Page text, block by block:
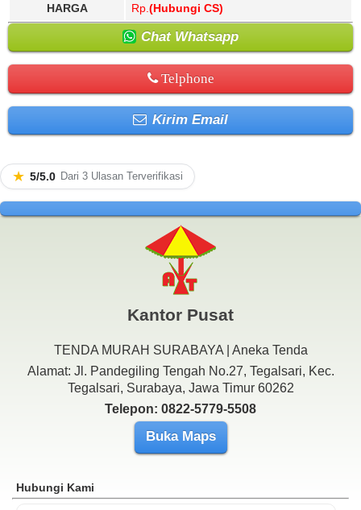
HARGA Rp. (Hubungi CS)
Chat Whatsapp
Telphone
Kirim Email
★ 5/5.0 Dari 3 Ulasan Terverifikasi
Kantor Pusat
TENDA MURAH SURABAYA | Aneka Tenda
Alamat: Jl. Pandegiling Tengah No.27, Tegalsari, Kec.
Tegalsari, Surabaya, Jawa Timur 60262
Telepon: 0822-5779-5508
Buka Maps
Hubungi Kami